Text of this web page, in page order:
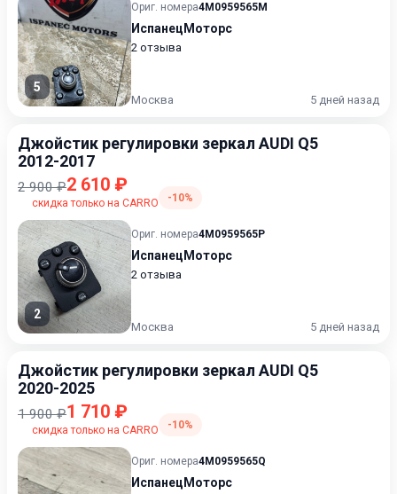
5
Ориг. номера4M0959565M
ИспанецМоторс
2 отзыва
Москва 5 дней назад
Джойстик регулировки зеркал AUDI Q5
2012-2017
2 900 ₽2 610 ₽
скидка только на CARRO -10%
2
Ориг. номера4M0959565P
ИспанецМоторс
2 отзыва
Москва 5 дней назад
Джойстик регулировки зеркал AUDI Q5
2020-2025
1 900 ₽1 710 ₽
скидка только на CARRO -10%
Ориг. номера4M0959565Q
ИспанецМоторс